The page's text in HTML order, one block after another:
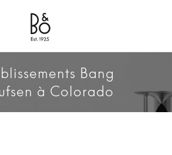
& Olufsen - Exist to Create
Opens in New Tab
Bang
à Colorado